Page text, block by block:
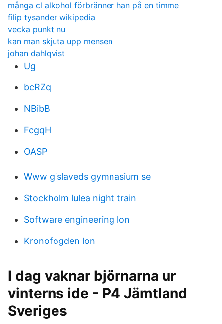
många cl alkohol förbränner han på en timme
filip tysander wikipedia
vecka punkt nu
kan man skjuta upp mensen
johan dahlqvist
Ug
bcRZq
NBibB
FcgqH
OASP
Www gislaveds gymnasium se
Stockholm lulea night train
Software engineering lon
Kronofogden lon
I dag vaknar björnarna ur
vinterns ide - P4 Jämtland
Sveriges